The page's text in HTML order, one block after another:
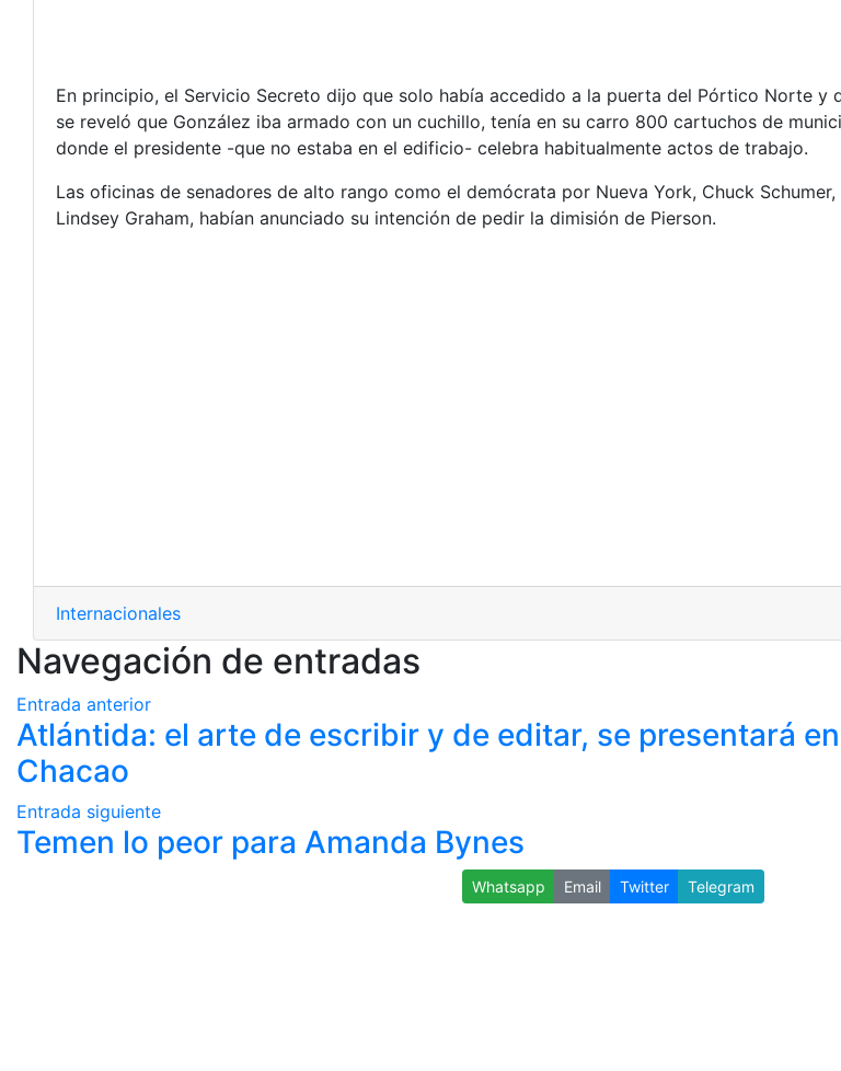
En principio, el Servicio Secreto dijo que solo había accedido a la puerta del Pórtico Norte y
se reveló que González iba armado con un cuchillo, tenía en su carro 800 cartuchos de
donde el presidente -que no estaba en el edificio- celebra habitualmente actos de trabajo.
Las oficinas de senadores de alto rango como el demócrata por Nueva York, Chuck
Lindsey Graham, habían anunciado su intención de pedir la dimisión de Pierson.
Internacionales
Navegación de entradas
Entrada anterior
Atlántida: el arte de escribir y de editar, se presentará
Chacao
Entrada siguiente
Temen lo peor para Amanda Bynes
Whatsapp Email Twitter Telegram